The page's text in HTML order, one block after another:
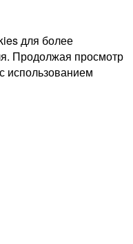
для более
Продолжая просмотр
использованием